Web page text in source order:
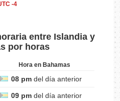
-4
entre Islandia y
por horas
Hora en Bahamas
08 pmdel día anterior
09 pmdel día anterior